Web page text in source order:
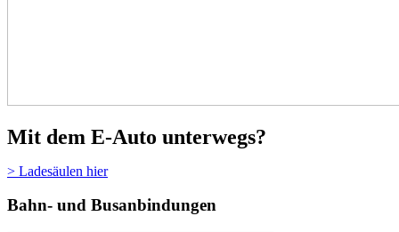
Mit dem E-Auto unterwegs?
> Ladesäulen hier
Bahn- und Busanbindungen